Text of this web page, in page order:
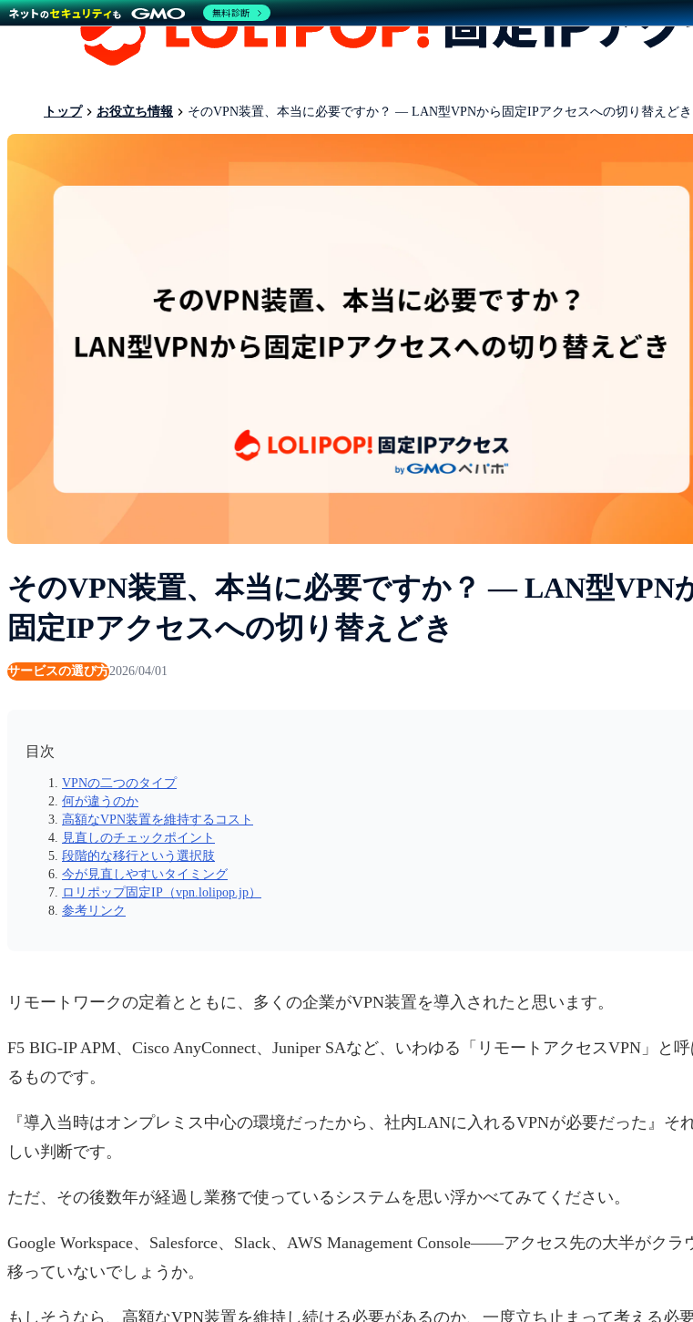
トップ お役立ち情報 そのVPN装置、本当に必要ですか？ — LAN型VPNから固定IPアクセスへの切り替えどき
そのVPN装置、本当に必要ですか？ — LAN型VPN
固定IPアクセスへの切り替えどき
サービスの選び方2026/04/01
目次
VPNの二つのタイプ
何が違うのか
高額なVPN装置を維持するコスト
見直しのチェックポイント
段階的な移行という選択肢
今が見直しやすいタイミング
ロリポップ固定IP（vpn.lolipop.jp）
参考リンク
リモートワークの定着とともに、多くの企業がVPN装置を導入されたと思います。
F5 BIG-IP APM、Cisco AnyConnect、Juniper SAなど、いわゆる「リモートアクセスVPN」と
るものです。
『導入当時はオンプレミス中心の環境だったから、社内LANに入れるVPNが必要だった』そ
しい判断です。
ただ、その後数年が経過し業務で使っているシステムを思い浮かべてみてください。
Google Workspace、Salesforce、Slack、AWS Management Console——アクセス先の大半がクラ
移っていないでしょうか。
もしそうなら、高額なVPN装置を維持し続ける必要があるのか、一度立ち止まって考える必
無料診断